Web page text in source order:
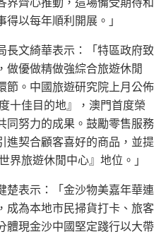
界齊心推動，這場備受期待和
以每年順利開展。」
長文綺華表示：「特區政府致
做優做精做強綜合旅遊休閒
節。中國旅遊研究院上月公佈
十佳目的地』，澳門首度榮
同努力的成果。鼓勵零售服務
進契合顧客喜好的商品，並提
界旅遊休閒中心』地位。」
楚表示：「金沙物美嘉年華連
成為本地市民掃貨打卡、旅客
體現金沙中國堅定踐行以大帶